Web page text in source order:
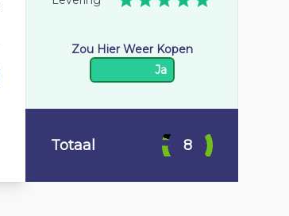
Zou Hier Weer Kopen
Ja
Totaal 8